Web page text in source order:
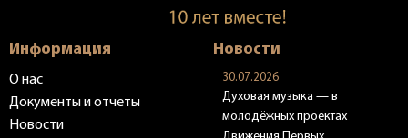
Информация
О нас
Документы и отчеты
Новости
Новости
30.07.2026
Духовая музыка — в
молодёжных проектах